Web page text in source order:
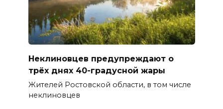
Неклиновцев предупреждают о
трёх днях 40-градусной жары
Жителей Ростовской области, в том числе
неклиновцев